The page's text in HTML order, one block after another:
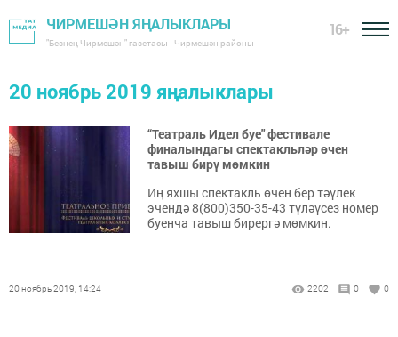
ЧИРМЕШӘН ЯҢАЛЫКЛАРЫ
"Безнең Чирмешән" газетасы - Чирмешән районы
16+
20 ноябрь 2019 яңалыклары
“Театраль Идел буе" фестивале
финалындагы спектакльләр өчен
тавыш бирү мөмкин
Иң яхшы спектакль өчен бер тәүлек
эчендә 8(800)350-35-43 түләүсез номер
буенча тавыш бирергә мөмкин.
20 ноябрь 2019, 14:24 2202 0 0